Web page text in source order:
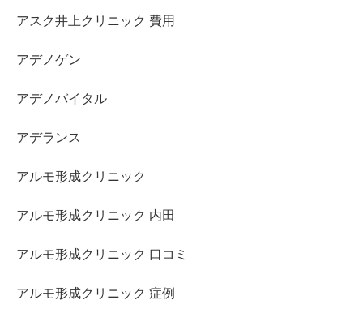
アスク井上クリニック 費用
アデノゲン
アデノバイタル
アデランス
アルモ形成クリニック
アルモ形成クリニック 内田
アルモ形成クリニック 口コミ
アルモ形成クリニック 症例